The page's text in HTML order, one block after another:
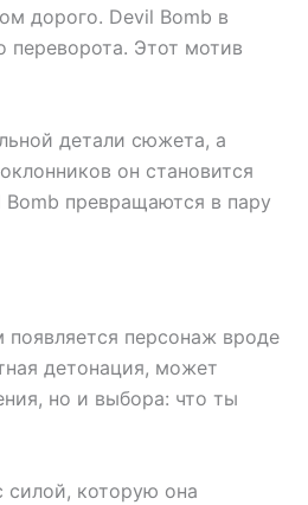
дорого. Devil Bomb в
переворота. Этот мотив
детали сюжета, а
он становится
превращаются в пару
появляется персонаж вроде
детонация, может
но и выбора: что ты
силой, которую она